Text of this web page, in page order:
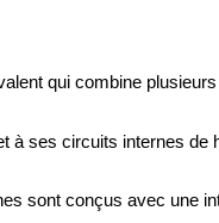
qui combine
à ses circuits internes
sont conçus avec une